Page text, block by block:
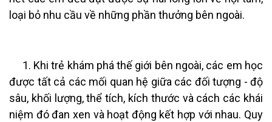
loại bỏ nhu cầu về những phần thưởng bên ngoài.
1. Khi trẻ khám phá thế giới bên ngoài, các em học
được tất cả các mối quan hệ giữa các đối tượng - độ
sâu, khối lượng, thể tích, kích thước và cách các khái
niệm đó đan xen và hoạt động kết hợp với nhau. Quy